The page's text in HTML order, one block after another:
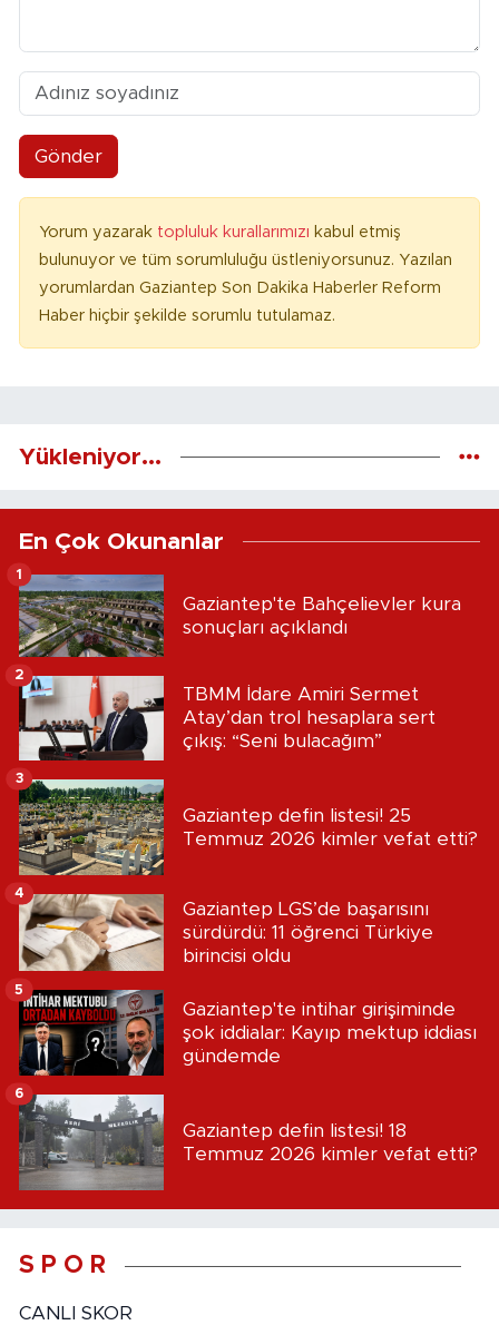
Gönder
Yorum yazarak topluluk kurallarımızı kabul etmiş
bulunuyor ve tüm sorumluluğu üstleniyorsunuz. Yazılan
yorumlardan Gaziantep Son Dakika Haberler Reform
Haber hiçbir şekilde sorumlu tutulamaz.
Yükleniyor...
En Çok Okunanlar
Gaziantep'te Bahçelievler kura
sonuçları açıklandı
1
TBMM İdare Amiri Sermet
Atay’dan trol hesaplara sert
çıkış: “Seni bulacağım”
2
Gaziantep defin listesi! 25
Temmuz 2026 kimler vefat etti?
3
Gaziantep LGS’de başarısını
sürdürdü: 11 öğrenci Türkiye
birincisi oldu
4
Gaziantep'te intihar girişiminde
şok iddialar: Kayıp mektup iddiası
gündemde
5
Gaziantep defin listesi! 18
Temmuz 2026 kimler vefat etti?
6
S P O R
CANLI SKOR